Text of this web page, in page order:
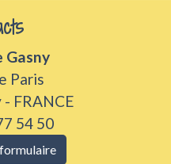
Gasny
Paris
- FRANCE
54 50